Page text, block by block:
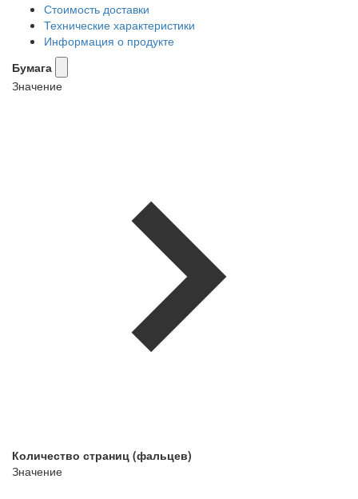
Стоимость доставки
Технические характеристики
Информация о продукте
Бумага
Значение
Количество страниц (фальцев)
Значение